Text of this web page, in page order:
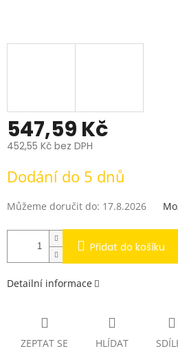
547,59 Kč
452,55 Kč bez DPH
cena:
Dodání do 5 dnů
Můžeme doručit do: 17.8.2026
Přidat do košíku
Detailní informace
ZEPTAT SE HLÍDAT